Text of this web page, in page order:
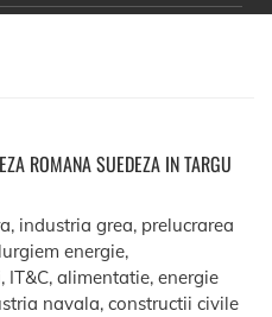
ROMANA SUEDEZA IN TARGU
industria grea, prelucrarea
energie,
IT&C, alimentatie, energie
navala, constructii civile